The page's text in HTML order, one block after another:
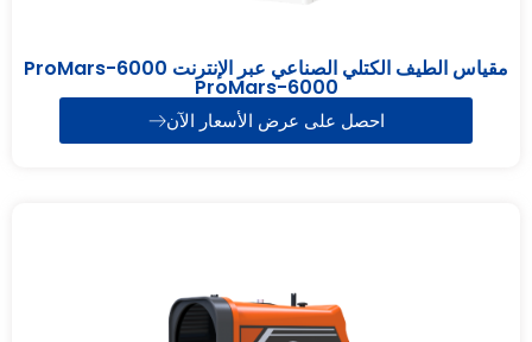
مقياس الطيف الكتلي الصناعي عبر الإنترنت ProMars-6000
ProMars-6000
احصل على عرض الأسعار الآن